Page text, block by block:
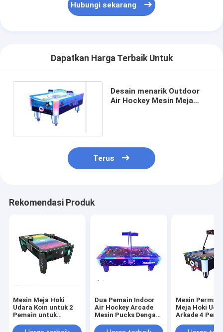
Hubungi sekarang
Dapatkan Harga Terbaik Untuk
Desain menarik Outdoor
Air Hockey Mesin Meja
Terus
Rekomendasi Produk
Mesin Meja Hoki
Udara Koin untuk 2
Pemain untuk
Dua Pemain Indoor
Air Hockey Arcade
Mesin Pucks Dengan
Mesin
Meja Hoki
Arkade 4
230V